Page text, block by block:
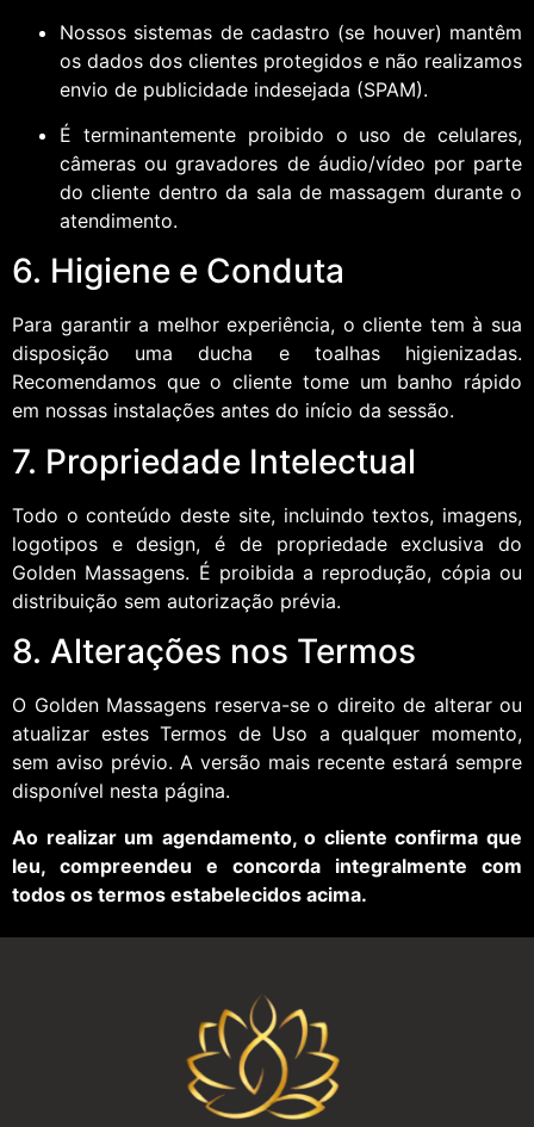
Nossos sistemas de cadastro (se houver) mantêm
os dados dos clientes protegidos e não realizamos
envio de publicidade indesejada (SPAM).
É terminantemente proibido o uso de celulares,
câmeras ou gravadores de áudio/vídeo por parte
do cliente dentro da sala de massagem durante o
atendimento.
6. Higiene e Conduta
Para garantir a melhor experiência, o cliente tem à sua
disposição uma ducha e toalhas higienizadas.
Recomendamos que o cliente tome um banho rápido
em nossas instalações antes do início da sessão.
7. Propriedade Intelectual
Todo o conteúdo deste site, incluindo textos, imagens,
logotipos e design, é de propriedade exclusiva do
Golden Massagens. É proibida a reprodução, cópia ou
distribuição sem autorização prévia.
8. Alterações nos Termos
O Golden Massagens reserva-se o direito de alterar ou
atualizar estes Termos de Uso a qualquer momento,
sem aviso prévio. A versão mais recente estará sempre
disponível nesta página.
Ao realizar um agendamento, o cliente confirma que
leu, compreendeu e concorda integralmente com
todos os termos estabelecidos acima.